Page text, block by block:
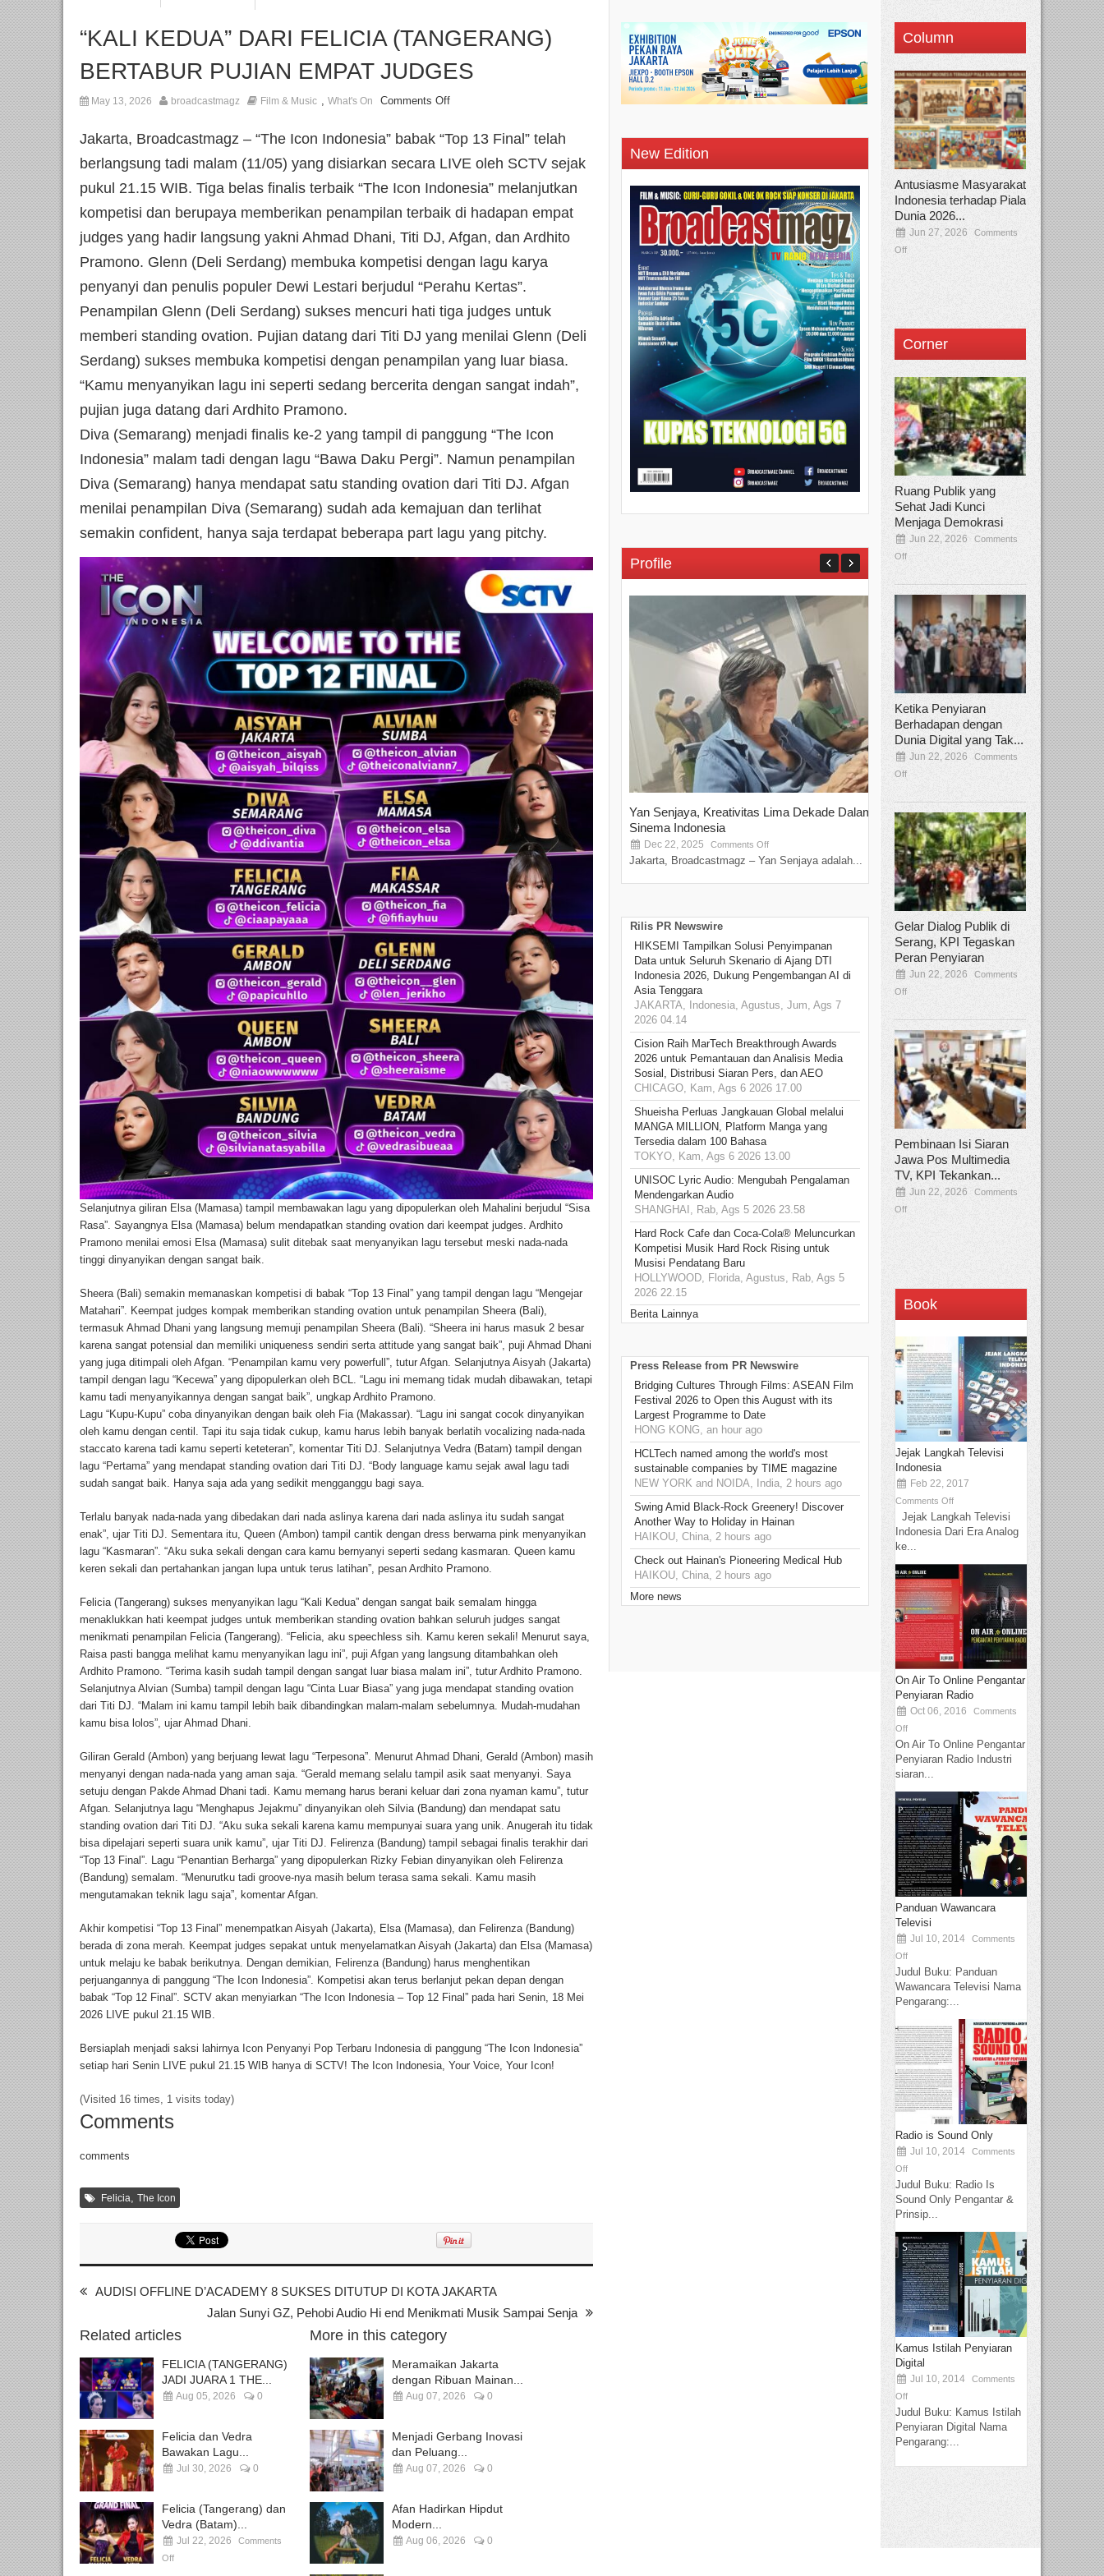
“KALI KEDUA” DARI FELICIA (TANGERANG)
BERTABUR PUJIAN EMPAT JUDGES
May 13, 2026 broadcastmagz Film & Music , What's On Comments Off
Jakarta, Broadcastmagz – “The Icon Indonesia” babak “Top 13 Final” telah
berlangsung tadi malam (11/05) yang disiarkan secara LIVE oleh SCTV sejak
pukul 21.15 WIB. Tiga belas finalis terbaik “The Icon Indonesia” melanjutkan
kompetisi dan berupaya memberikan penampilan terbaik di hadapan empat
judges yang hadir langsung yakni Ahmad Dhani, Titi DJ, Afgan, dan Ardhito
Pramono. Glenn (Deli Serdang) membuka kompetisi dengan lagu karya
penyanyi dan penulis populer Dewi Lestari berjudul “Perahu Kertas”.
Penampilan Glenn (Deli Serdang) sukses mencuri hati tiga judges untuk
memberi standing ovation. Pujian datang dari Titi DJ yang menilai Glenn (Deli
Serdang) sukses membuka kompetisi dengan penampilan yang luar biasa.
“Kamu menyanyikan lagu ini seperti sedang bercerita dengan sangat indah”,
pujian juga datang dari Ardhito Pramono.
Diva (Semarang) menjadi finalis ke-2 yang tampil di panggung “The Icon
Indonesia” malam tadi dengan lagu “Bawa Daku Pergi”. Namun penampilan
Diva (Semarang) hanya mendapat satu standing ovation dari Titi DJ. Afgan
menilai penampilan Diva (Semarang) sudah ada kemajuan dan terlihat
semakin confident, hanya saja terdapat beberapa part lagu yang pitchy.
Selanjutnya giliran Elsa (Mamasa) tampil membawakan lagu yang dipopulerkan oleh Mahalini berjudul “Sisa
Rasa”. Sayangnya Elsa (Mamasa) belum mendapatkan standing ovation dari keempat judges. Ardhito
Pramono menilai emosi Elsa (Mamasa) sulit ditebak saat menyanyikan lagu tersebut meski nada-nada
tinggi dinyanyikan dengan sangat baik.
Sheera (Bali) semakin memanaskan kompetisi di babak “Top 13 Final” yang tampil dengan lagu “Mengejar
Matahari”. Keempat judges kompak memberikan standing ovation untuk penampilan Sheera (Bali),
termasuk Ahmad Dhani yang langsung memuji penampilan Sheera (Bali). “Sheera ini harus masuk 2 besar
karena sangat potensial dan memiliki uniqueness sendiri serta attitude yang sangat baik”, puji Ahmad Dhani
yang juga ditimpali oleh Afgan. “Penampilan kamu very powerfull”, tutur Afgan. Selanjutnya Aisyah (Jakarta)
tampil dengan lagu “Kecewa” yang dipopulerkan oleh BCL. “Lagu ini memang tidak mudah dibawakan, tetapi
kamu tadi menyanyikannya dengan sangat baik”, ungkap Ardhito Pramono.
Lagu “Kupu-Kupu” coba dinyanyikan dengan baik oleh Fia (Makassar). “Lagu ini sangat cocok dinyanyikan
oleh kamu dengan centil. Tapi itu saja tidak cukup, kamu harus lebih banyak berlatih vocalizing nada-nada
staccato karena tadi kamu seperti keteteran”, komentar Titi DJ. Selanjutnya Vedra (Batam) tampil dengan
lagu “Pertama” yang mendapat standing ovation dari Titi DJ. “Body language kamu sejak awal lagu tadi
sudah sangat baik. Hanya saja ada yang sedikit mengganggu bagi saya.
Terlalu banyak nada-nada yang dibedakan dari nada aslinya karena dari nada aslinya itu sudah sangat
enak”, ujar Titi DJ. Sementara itu, Queen (Ambon) tampil cantik dengan dress berwarna pink menyanyikan
lagu “Kasmaran”. “Aku suka sekali dengan cara kamu bernyanyi seperti sedang kasmaran. Queen kamu
keren sekali dan pertahankan jangan lupa untuk terus latihan”, pesan Ardhito Pramono.
Felicia (Tangerang) sukses menyanyikan lagu “Kali Kedua” dengan sangat baik semalam hingga
menaklukkan hati keempat judges untuk memberikan standing ovation bahkan seluruh judges sangat
menikmati penampilan Felicia (Tangerang). “Felicia, aku speechless sih. Kamu keren sekali! Menurut saya,
Raisa pasti bangga melihat kamu menyanyikan lagu ini”, puji Afgan yang langsung ditambahkan oleh
Ardhito Pramono. “Terima kasih sudah tampil dengan sangat luar biasa malam ini”, tutur Ardhito Pramono.
Selanjutnya Alvian (Sumba) tampil dengan lagu “Cinta Luar Biasa” yang juga mendapat standing ovation
dari Titi DJ. “Malam ini kamu tampil lebih baik dibandingkan malam-malam sebelumnya. Mudah-mudahan
kamu bisa lolos”, ujar Ahmad Dhani.
Giliran Gerald (Ambon) yang berjuang lewat lagu “Terpesona”. Menurut Ahmad Dhani, Gerald (Ambon) masih
menyanyi dengan nada-nada yang aman saja. “Gerald memang selalu tampil asik saat menyanyi. Saya
setuju dengan Pakde Ahmad Dhani tadi. Kamu memang harus berani keluar dari zona nyaman kamu”, tutur
Afgan. Selanjutnya lagu “Menghapus Jejakmu” dinyanyikan oleh Silvia (Bandung) dan mendapat satu
standing ovation dari Titi DJ. “Aku suka sekali karena kamu mempunyai suara yang unik. Anugerah itu tidak
bisa dipelajari seperti suara unik kamu”, ujar Titi DJ. Felirenza (Bandung) tampil sebagai finalis terakhir dari
“Top 13 Final”. Lagu “Penantian Berharga” yang dipopulerkan Rizky Febian dinyanyikan oleh Felirenza
(Bandung) semalam. “Menurutku tadi groove-nya masih belum terasa sama sekali. Kamu masih
mengutamakan teknik lagu saja”, komentar Afgan.
Akhir kompetisi “Top 13 Final” menempatkan Aisyah (Jakarta), Elsa (Mamasa), dan Felirenza (Bandung)
berada di zona merah. Keempat judges sepakat untuk menyelamatkan Aisyah (Jakarta) dan Elsa (Mamasa)
untuk melaju ke babak berikutnya. Dengan demikian, Felirenza (Bandung) harus menghentikan
perjuangannya di panggung “The Icon Indonesia”. Kompetisi akan terus berlanjut pekan depan dengan
babak “Top 12 Final”. SCTV akan menyiarkan “The Icon Indonesia – Top 12 Final” pada hari Senin, 18 Mei
2026 LIVE pukul 21.15 WIB.
Bersiaplah menjadi saksi lahirnya Icon Penyanyi Pop Terbaru Indonesia di panggung “The Icon Indonesia”
setiap hari Senin LIVE pukul 21.15 WIB hanya di SCTV! The Icon Indonesia, Your Voice, Your Icon!
(Visited 16 times, 1 visits today)
Comments
comments
Felicia The Icon
AUDISI OFFLINE D’ACADEMY 8 SUKSES DITUTUP DI KOTA JAKARTA
Jalan Sunyi GZ, Pehobi Audio Hi end Menikmati Musik Sampai Senja
Related articles
FELICIA (TANGERANG)
JADI JUARA 1 THE...
Aug 05, 2026 0
Felicia dan Vedra
Bawakan Lagu...
Jul 30, 2026 0
Felicia (Tangerang) dan
Vedra (Batam)...
Jul 22, 2026
Comments
Off
More in this category
Meramaikan Jakarta
dengan Ribuan Mainan...
Aug 07, 2026 0
Menjadi Gerbang Inovasi
dan Peluang...
Aug 07, 2026 0
Afan Hadirkan Hipdut
Modern...
Aug 06, 2026 0
New Edition
Profile
Yan Senjaya, Kreativitas Lima Dekade Dalam
Sinema Indonesia
Dec 22, 2025 Comments Off
Jakarta, Broadcastmagz – Yan Senjaya adalah...
Tamee Irelly Menjadi Juri Open
Film Terbaru...
Sep 08, 2025 Comments Off
Bekasi, Broadcastmagz – Dalam upaya
talenta...
Rilis PR Newswire
HIKSEMI Tampilkan Solusi Penyimpanan
Data untuk Seluruh Skenario di Ajang DTI
Indonesia 2026, Dukung Pengembangan AI di
Asia Tenggara
JAKARTA, Indonesia, Agustus, Jum, Ags 7
2026 04.14
Cision Raih MarTech Breakthrough Awards
2026 untuk Pemantauan dan Analisis Media
Sosial, Distribusi Siaran Pers, dan AEO
CHICAGO, Kam, Ags 6 2026 17.00
Shueisha Perluas Jangkauan Global melalui
MANGA MILLION, Platform Manga yang
Tersedia dalam 100 Bahasa
TOKYO, Kam, Ags 6 2026 13.00
UNISOC Lyric Audio: Mengubah Pengalaman
Mendengarkan Audio
SHANGHAI, Rab, Ags 5 2026 23.58
Hard Rock Cafe dan Coca-Cola® Meluncurkan
Kompetisi Musik Hard Rock Rising untuk
Musisi Pendatang Baru
HOLLYWOOD, Florida, Agustus, Rab, Ags 5
2026 22.15
Berita Lainnya
Press Release from PR Newswire
Bridging Cultures Through Films: ASEAN Film
Festival 2026 to Open this August with its
Largest Programme to Date
HONG KONG, an hour ago
HCLTech named among the world's most
sustainable companies by TIME magazine
NEW YORK and NOIDA, India, 2 hours ago
Swing Amid Black‑Rock Greenery! Discover
Another Way to Holiday in Hainan
HAIKOU, China, 2 hours ago
Check out Hainan's Pioneering Medical Hub
HAIKOU, China, 2 hours ago
More news
Column
Antusiasme Masyarakat
Indonesia terhadap Piala
Dunia 2026...
Jun 27, 2026
Comments
Off
Corner
Ruang Publik yang
Sehat Jadi Kunci
Menjaga Demokrasi
Jun 22, 2026
Comments
Off
Ketika Penyiaran
Berhadapan dengan
Dunia Digital yang Tak...
Jun 22, 2026
Comments
Off
Gelar Dialog Publik di
Serang, KPI Tegaskan
Peran Penyiaran
Jun 22, 2026
Comments
Off
Pembinaan Isi Siaran
Jawa Pos Multimedia
TV, KPI Tekankan...
Jun 22, 2026
Comments
Off
Book
Jejak Langkah Televisi
Indonesia
Feb 22, 2017
Comments Off
Jejak Langkah Televisi
Indonesia Dari Era Analog
ke...
On Air To Online Pengantar
Penyiaran Radio
Oct 06, 2016
Comments
Off
On Air To Online Pengantar
Penyiaran Radio Industri
siaran...
Panduan Wawancara
Televisi
Jul 10, 2014
Comments
Off
Judul Buku: Panduan
Wawancara Televisi Nama
Pengarang:...
Radio is Sound Only
Jul 10, 2014
Comments
Off
Judul Buku: Radio Is
Sound Only Pengantar &
Prinsip...
Kamus Istilah Penyiaran
Digital
Jul 10, 2014
Comments
Off
Judul Buku: Kamus Istilah
Penyiaran Digital Nama
Pengarang:...